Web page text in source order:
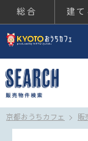
総合 建て
京都おうちカフェ 販